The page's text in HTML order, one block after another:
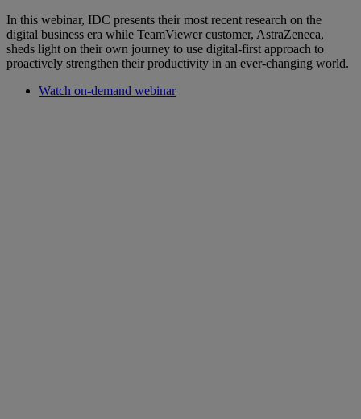
In this webinar, IDC presents their most recent research on the
digital business era while TeamViewer customer, AstraZeneca,
sheds light on their own journey to use digital-first approach to
proactively strengthen their productivity in an ever-changing world.
Watch on-demand webinar